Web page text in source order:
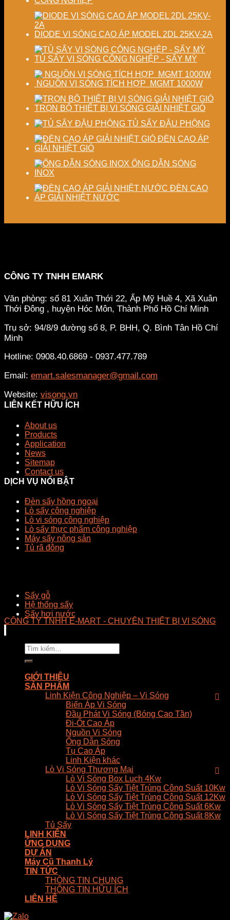
DIODE VI SÓNG CAO ÁP MODEL 2DL 25KV-2A
TỦ SẤY VI SÓNG CÔNG NGHỆP - SẤY MỲ
NGUỒN VI SÓNG TÍCH HỢP MGMT 1000W
TRỌN BỘ THIẾT BỊ VI SÓNG GIẢI NHIỆT GIÓ
TỦ SẤY ĐẬU PHỘNG
ĐÈN CAO ÁP
GIẢI NHIỆT GIÓ
ỐNG DẪN SÓNG
INOX
ĐÈN CAO
ÁP GIẢI NHIỆT NƯỚC
CÔNG TY TNHH EMARK
Văn phòng: số 81 Xuân Thới 22, Ấp Mỹ Huề 4, Xã Xuân
Thới Đông , huyện Hóc Môn, Thành Phố Hồ Chí Minh
Trụ sở: 94/8/9 đường số 8, P. BHH, Q. Bình Tân Hồ Chí
Minh
Hotline: 0908.40.6869 - 0937.477.789
Email: emart.salesmanager@gmail.com
Website: visong.vn
LIÊN KẾT HỮU ÍCH
About us
Products
Application
News
Sitemap
Contact us
DỊCH VỤ NỔI BẬT
Đèn sấy hồng ngoại
Lò sấy công nghiệp
Lò vi sóng công nghiệp
Lò sấy thực phẩm công nghiệp
Máy sấy nông sản
Tủ rã đông
Sấy gỗ
Hệ thống sấy
Sấy hơi nước
CÔNG TY TNHH E-MART - CHUYÊN THIẾT BỊ VI SÓNG
Tìm
kiếm:
GIỚI THIỆU
SẢN PHẨM
Linh Kiện Công Nghiệp – Vi Sóng
Biến Áp Vi Sóng
Đầu Phát Vi Sóng (Bóng Cao Tần)
Đi-Ốt Cao Áp
Nguồn Vi Sóng
Ống Dẫn Sóng
Tụ Cao Áp
Linh Kiện khác
Lò Vi Sóng Thương Mại
Lò Vi Sóng Box Luch 4Kw
Lò Vi Sóng Sấy Tiệt Trùng Công Suất 10Kw
Lò Vi Sóng Sấy Tiệt Trùng Công Suất 12Kw
Lò Vi Sóng Sấy Tiệt Trùng Công Suất 6Kw
Lò Vi Sóng Sấy Tiệt Trùng Công Suất 8Kw
Tủ Sấy
LINH KIỆN
ỨNG DỤNG
DỰ ÁN
Máy Cũ Thanh Lý
TIN TỨC
THÔNG TIN CHUNG
THÔNG TIN HỮU ÍCH
LIÊN HỆ